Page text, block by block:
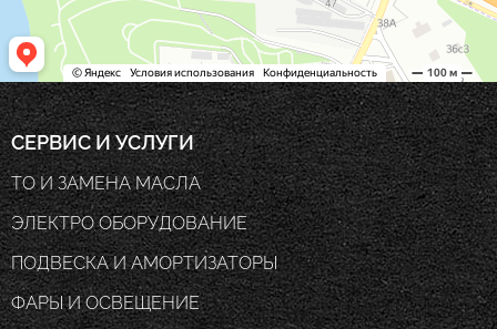
СЕРВИС И УСЛУГИ
ТО И ЗАМЕНА МАСЛА
ЭЛЕКТРО ОБОРУДОВАНИЕ
ПОДВЕСКА И АМОРТИЗАТОРЫ
ФАРЫ И ОСВЕЩЕНИЕ